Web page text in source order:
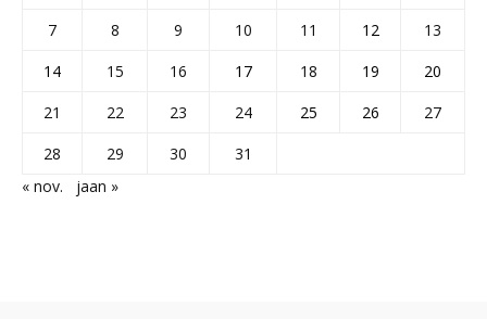
7
8 9 10 11 12
13
14
15 16 17 18 19
20
21
22 23 24 25 26
27
28
29 30
31
« nov.
jaan »